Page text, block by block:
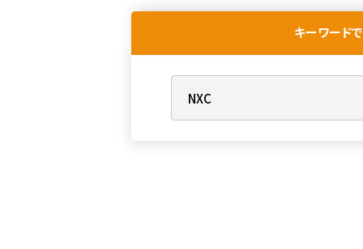
キーワード